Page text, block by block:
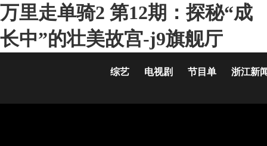
万里走单骑2 第12期：探秘“成
长中”的壮美故宫-j9旗舰厅
综艺 电视剧 节目单 浙江新